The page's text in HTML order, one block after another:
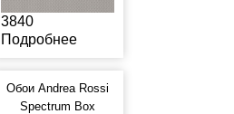
3840
Подробнее
Обои Andrea Rossi
Spectrum Box